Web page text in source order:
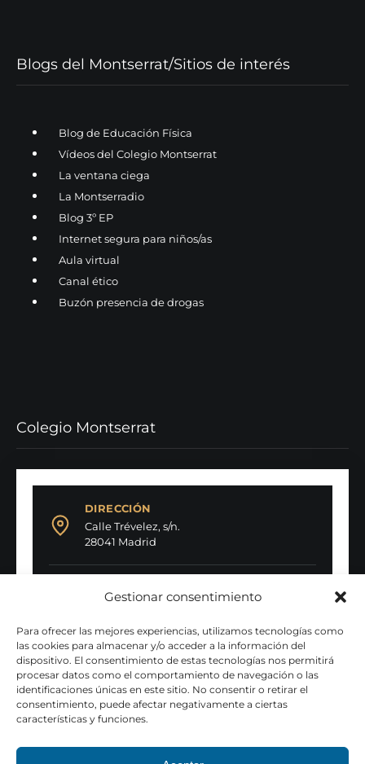
Gestionar consentimiento
Para ofrecer las mejores experiencias, utilizamos tecnologías como
las cookies para almacenar y/o acceder a la información del
dispositivo. El consentimiento de estas tecnologías nos permitirá
procesar datos como el comportamiento de navegación o las
identificaciones únicas en este sitio. No consentir o retirar el
consentimiento, puede afectar negativamente a ciertas
características y funciones.
Blogs del Montserrat/Sitios de interés
Blog de Educación Física
Vídeos del Colegio Montserrat
La ventana ciega
La Montserradio
Blog 3º EP
Internet segura para niños/as
Aula virtual
Canal ético
Buzón presencia de drogas
Colegio Montserrat
DIRECCIÓN
Calle Trévelez, s/n.
28041 Madrid
91 317 56 43
FAX
91 317 24 96
EMAIL
secretaria@colegiomontserrat.org